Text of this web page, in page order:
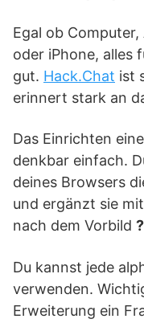
Egal ob
oder iPhone, alles
gut. Hack.Chat ist
erinnert stark an
Das Einrichten
denkbar einfach.
deines Browsers
und ergänzt sie
nach dem Vorbild
Du kannst jede
verwenden.
Erweiterung ein